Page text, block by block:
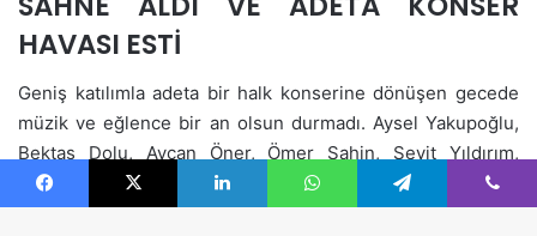
Facebook X LinkedIn WhatsApp Telegram Viber